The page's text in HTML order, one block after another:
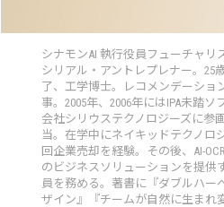
シナモンAI 執行役員フューチャリ
シリアル・アントレプレナー。25
了、工学博士。レコメンデーショ
事。2005年、2006年にはIPA未踏
会社シリウステクノロジーズに参
当。在学中にネイキッドテクノロ
回企業売却を経験。その後、AI-
のビジネスソリューションを提供
員を務める。著書に『ダブルハ
ザイン』『チームが自然に生ま